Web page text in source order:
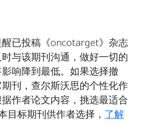
已投稿《oncotarget》杂志
与该期刊沟通，做好一切的
响降到最低。如果选择撤
刊，查尔斯沃思的个性化作
作者论文内容，挑选最适合
目标期刊供作者选择， 了解